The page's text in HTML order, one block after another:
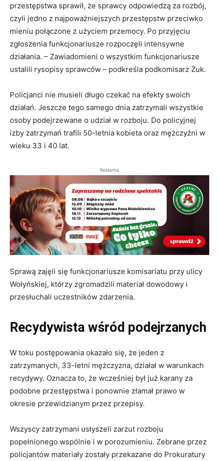
przestępstwa sprawił, że sprawcy odpowiedzą za rozbój,
czyli jedno z najpoważniejszych przestępstw przeciwko
mieniu połączone z użyciem przemocy. Po przyjęciu
zgłoszenia funkcjonariusze rozpoczęli intensywne
działania. – Zawiadomieni o wszystkim funkcjonariusze
ustalili rysopisy sprawców – podkreśla podkomisarz Żuk.
Policjanci nie musieli długo czekać na efekty swoich
działań. Jeszcze tego samego dnia zatrzymali wszystkie
osoby podejrzewane o udział w rozboju. Do policyjnej
izby zatrzymań trafili 50-letnia kobieta oraz mężczyźni w
wieku 33 i 40 lat.
Reklama
Sprawą zajęli się funkcjonariusze komisariatu przy ulicy
Wołyńskiej, którzy zgromadzili materiał dowodowy i
przesłuchali uczestników zdarzenia.
Recydywista wśród podejrzanych
W toku postępowania okazało się, że jeden z
zatrzymanych, 33-letni mężczyzna, działał w warunkach
recydywy. Oznacza to, że wcześniej był już karany za
podobne przestępstwa i ponownie złamał prawo w
okresie przewidzianym przez przepisy.
Wszyscy zatrzymani usłyszeli zarzut rozboju
popełnionego wspólnie i w porozumieniu. Zebrane przez
policjantów materiały zostały przekazane do Prokuratury